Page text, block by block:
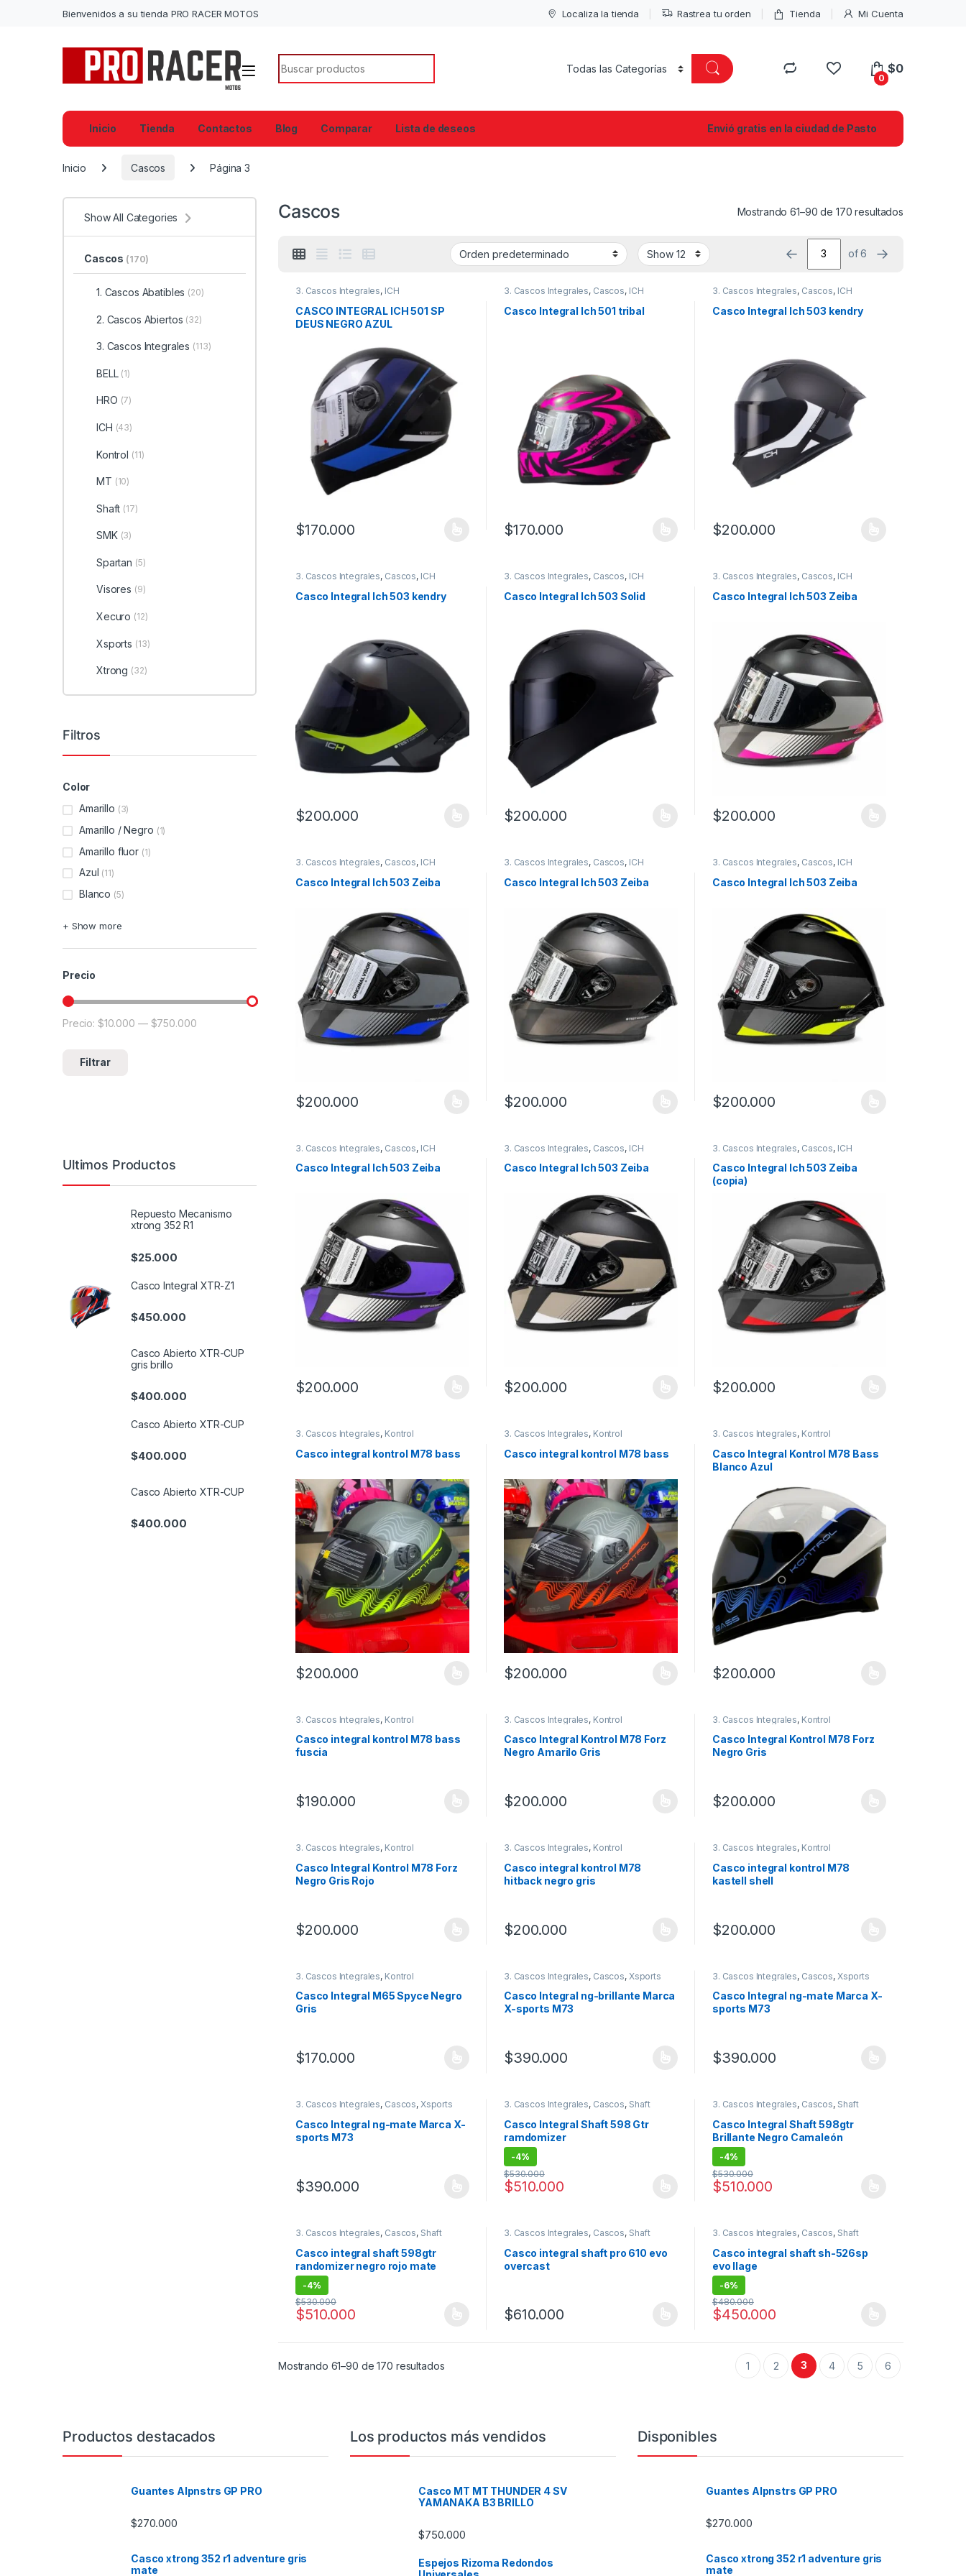
Bienvenidos a su tienda PRO RACER MOTOS Localiza la tienda Rastrea tu orden Tienda Mi Cuenta
Search for:
0
$0
Inicio Tienda Contactos Blog Comparar Lista de deseos Envió gratis en la ciudad de Pasto
Inicio Cascos Página 3
Cascos Mostrando 61–90 de 170 resultados
← of 6 →
3. Cascos Integrales, ICH
CASCO INTEGRAL ICH 501 SP
DEUS NEGRO AZUL
$170.000
Este producto tiene múltiples variantes. Las opciones se pueden elegir en la página de producto
3. Cascos Integrales, Cascos, ICH
Casco Integral Ich 501 tribal
$170.000
Este producto tiene múltiples variantes. Las opciones se pueden elegir en la página de producto
3. Cascos Integrales, Cascos, ICH
Casco Integral Ich 503 kendry
$200.000
Este producto tiene múltiples variantes. Las
3. Cascos Integrales, Cascos, ICH
Casco Integral Ich 503 kendry
$200.000
Este producto tiene múltiples variantes. Las opciones se pueden elegir en la página de producto
3. Cascos Integrales, Cascos, ICH
Casco Integral Ich 503 Solid
$200.000
Este producto tiene múltiples variantes. Las opciones se pueden elegir en la página de producto
3. Cascos Integrales, Cascos, ICH
Casco Integral Ich 503 Zeiba
$200.000
Este producto tiene múltiples variantes. Las
3. Cascos Integrales, Cascos, ICH
Casco Integral Ich 503 Zeiba
$200.000
Este producto tiene múltiples variantes. Las opciones se pueden elegir en la página de producto
3. Cascos Integrales, Cascos, ICH
Casco Integral Ich 503 Zeiba
$200.000
Este producto tiene múltiples variantes. Las opciones se pueden elegir en la página de producto
3. Cascos Integrales, Cascos, ICH
Casco Integral Ich 503 Zeiba
$200.000
Este producto tiene múltiples variantes. Las
3. Cascos Integrales, Cascos, ICH
Casco Integral Ich 503 Zeiba
$200.000
Este producto tiene múltiples variantes. Las opciones se pueden elegir en la página de producto
3. Cascos Integrales, Cascos, ICH
Casco Integral Ich 503 Zeiba
$200.000
Este producto tiene múltiples variantes. Las opciones se pueden elegir en la página de producto
3. Cascos Integrales, Cascos, ICH
Casco Integral Ich 503 Zeiba
(copia)
$200.000
Este producto tiene múltiples variantes. Las
3. Cascos Integrales, Kontrol
Casco integral kontrol M78 bass
$200.000
Este producto tiene múltiples variantes. Las opciones se pueden elegir en la página de producto
3. Cascos Integrales, Kontrol
Casco integral kontrol M78 bass
$200.000
Este producto tiene múltiples variantes. Las opciones se pueden elegir en la página de producto
3. Cascos Integrales, Kontrol
Casco Integral Kontrol M78 Bass
Blanco Azul
$200.000
Este producto tiene múltiples variantes. Las
3. Cascos Integrales, Kontrol
Casco integral kontrol M78 bass
fuscia
$190.000
Este producto tiene múltiples variantes. Las opciones se pueden elegir en la página de producto
3. Cascos Integrales, Kontrol
Casco Integral Kontrol M78 Forz
Negro Amarilo Gris
$200.000
Este producto tiene múltiples variantes. Las opciones se pueden elegir en la página de producto
3. Cascos Integrales, Kontrol
Casco Integral Kontrol M78 Forz
Negro Gris
$200.000
Este producto tiene múltiples variantes. Las
3. Cascos Integrales, Kontrol
Casco Integral Kontrol M78 Forz
Negro Gris Rojo
$200.000
Este producto tiene múltiples variantes. Las opciones se pueden elegir en la página de producto
3. Cascos Integrales, Kontrol
Casco integral kontrol M78
hitback negro gris
$200.000
Este producto tiene múltiples variantes. Las opciones se pueden elegir en la página de producto
3. Cascos Integrales, Kontrol
Casco integral kontrol M78
kastell shell
$200.000
Este producto tiene múltiples variantes. Las
3. Cascos Integrales, Kontrol
Casco Integral M65 Spyce Negro
Gris
$170.000
Este producto tiene múltiples variantes. Las opciones se pueden elegir en la página de producto
3. Cascos Integrales, Cascos, Xsports
Casco Integral ng-brillante Marca
X-sports M73
$390.000
Este producto tiene múltiples variantes. Las opciones se pueden elegir en la página de producto
3. Cascos Integrales, Cascos, Xsports
Casco Integral ng-mate Marca X-
sports M73
$390.000
Este producto tiene múltiples variantes. Las
3. Cascos Integrales, Cascos, Xsports
Casco Integral ng-mate Marca X-
sports M73
$390.000
Este producto tiene múltiples variantes. Las opciones se pueden elegir en la página de producto
3. Cascos Integrales, Cascos, Shaft
Casco Integral Shaft 598 Gtr
ramdomizer
-4%
$510.000
$530.000
Este producto tiene múltiples variantes. Las opciones se pueden elegir en la página de producto
3. Cascos Integrales, Cascos, Shaft
Casco Integral Shaft 598gtr
Brillante Negro Camaleón
Randomizer
-4%
$510.000
$530.000
Este producto tiene múltiples variantes. Las
3. Cascos Integrales, Cascos, Shaft
Casco integral shaft 598gtr
randomizer negro rojo mate
-4%
$510.000
$530.000
Este producto tiene múltiples variantes. Las opciones se pueden elegir en la página de producto
3. Cascos Integrales, Cascos, Shaft
Casco integral shaft pro 610 evo
overcast
$610.000
Este producto tiene múltiples variantes. Las opciones se pueden elegir en la página de producto
3. Cascos Integrales, Cascos, Shaft
Casco integral shaft sh-526sp
evo llage
-6%
$450.000
$480.000
Este producto tiene múltiples variantes. Las
Mostrando 61–90 de 170 resultados 1 2 3 4 5 6
Show All Categories
Cascos (170)
1. Cascos Abatibles (20)
2. Cascos Abiertos (32)
3. Cascos Integrales (113)
BELL (1)
HRO (7)
ICH (43)
Kontrol (11)
MT (10)
Shaft (17)
SMK (3)
Spartan (5)
Visores (9)
Xecuro (12)
Xsports (13)
Xtrong (32)
Filtros
Color
Amarillo (3)
Amarillo / Negro (1)
Amarillo fluor (1)
Azul (11)
Blanco (5)
+ Show more
Precio
Precio mínimo
Precio máximo
Filtrar
Precio: $10.000 — $750.000
Ultimos Productos
Repuesto Mecanismo
xtrong 352 R1
$25.000
Casco Integral XTR-Z1
$450.000
Casco Abierto XTR-CUP
gris brillo
$400.000
Casco Abierto XTR-CUP
$400.000
Casco Abierto XTR-CUP
$400.000
Productos destacados
Guantes Alpnstrs GP PRO
$270.000
Casco xtrong 352 r1 adventure gris
mate
Los productos más vendidos
Casco MT MT THUNDER 4 SV
YAMANAKA B3 BRILLO
$750.000
Espejos Rizoma Redondos
Disponibles
Guantes Alpnstrs GP PRO
$270.000
Casco xtrong 352 r1 adventure gris
mate